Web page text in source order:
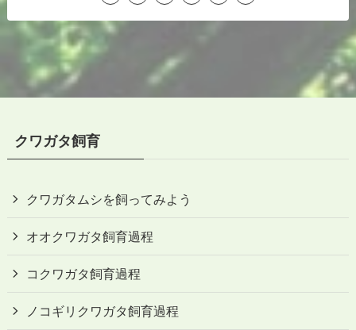
クワガタ飼育
クワガタムシを飼ってみよう
オオクワガタ飼育過程
コクワガタ飼育過程
ノコギリクワガタ飼育過程